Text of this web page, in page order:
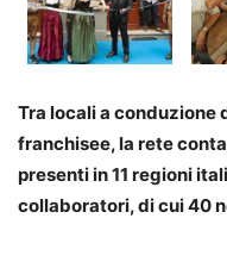
Tra locali a
franchisee, la rete
presenti in 11 regioni
collaboratori, di cui 40